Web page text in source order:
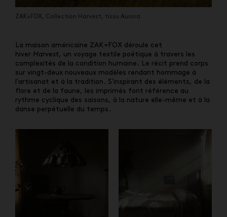
ZAK+FOX, Collection Harvest, tissu Aurora
La maison américaine ZAK+FOX déroule cet
hiver Harvest, un voyage textile poétique à travers les
complexités de la condition humaine. Le récit prend corps
sur vingt-deux nouveaux modèles rendant hommage à
l'artisanat et à la tradition. S'inspirant des éléments, de la
flore et de la faune, les imprimés font référence au
rythme cyclique des saisons, à la nature elle-même et à la
danse perpétuelle du temps.